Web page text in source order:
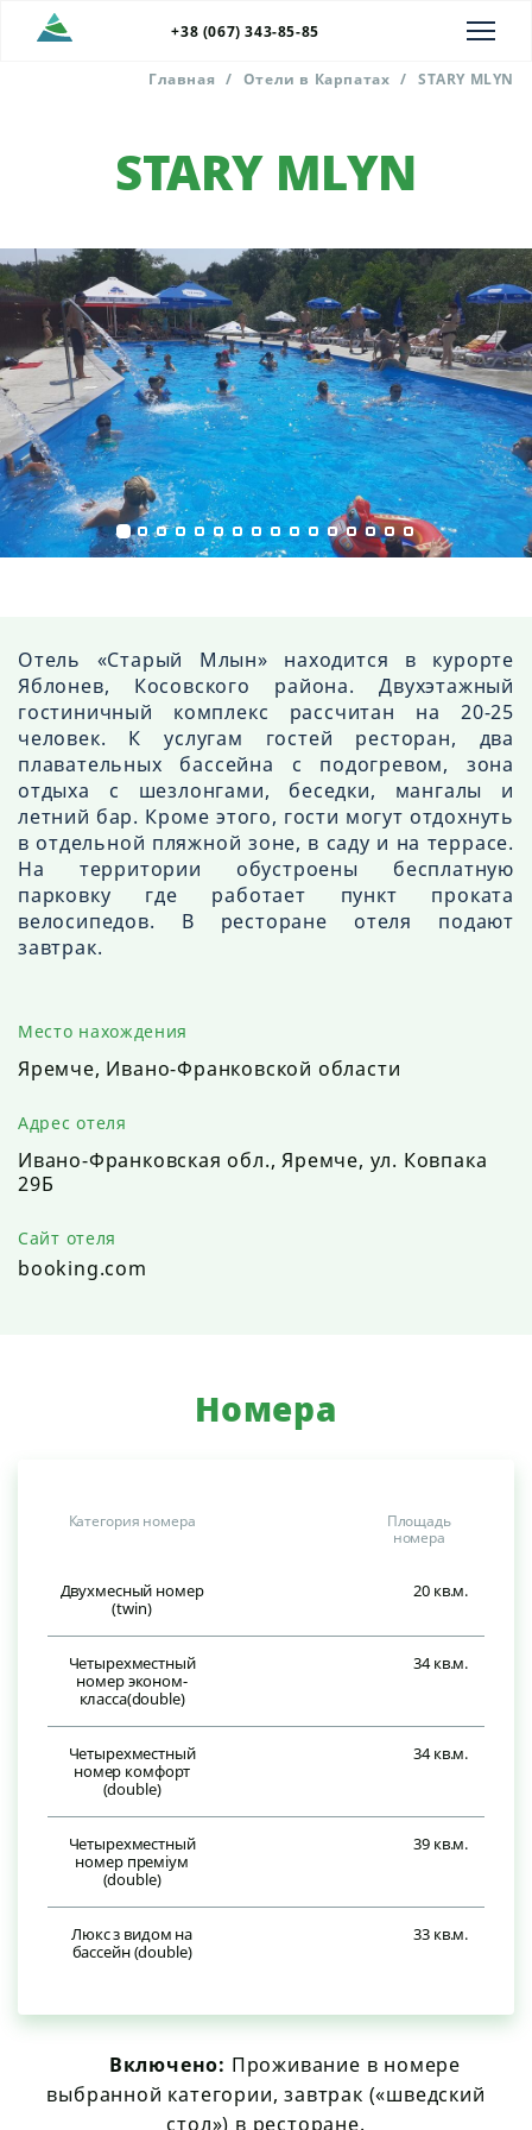
+38 (067) 343-85-85
Главная / Отели в Карпатах / STARY MLYN
STARY MLYN
Отель «Старый Млын» находится в курорте
Яблонев, Косовского района. Двухэтажный
гостиничный комплекс рассчитан на 20-25
человек. К услугам гостей ресторан, два
плавательных бассейна с подогревом, зона
отдыха с шезлонгами, беседки, мангалы и
летний бар. Кроме этого, гости могут отдохнуть
в отдельной пляжной зоне, в саду и на террасе.
На территории обустроены бесплатную
парковку где работает пункт проката
велосипедов. В ресторане отеля подают
завтрак.
Место нахождения
Яремче, Ивано-Франковской области
Адрес отеля
Ивано-Франковская обл., Яремче, ул. Ковпака
29Б
Сайт отеля
booking.com
Номера
Категория номера
Площадь
номера
Двухмесный номер
(twin)
20 кв.м.
Четырехместный
номер эконом-
класса(double)
34 кв.м.
Четырехместный
номер комфорт
(double)
34 кв.м.
Четырехместный
номер преміум
(double)
39 кв.м.
Люкс з видом на
бассейн (double)
33 кв.м.
Включено: Проживание в номере
выбранной категории, завтрак («шведский
стол») в ресторане.